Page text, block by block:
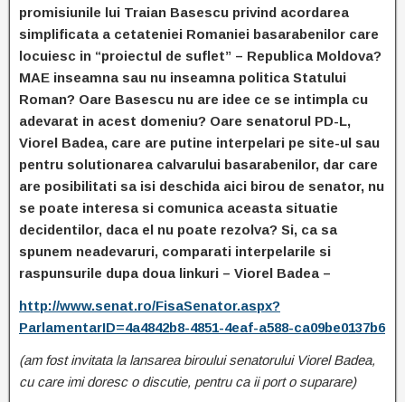
promisiunile lui Traian Basescu privind acordarea
simplificata a cetateniei Romaniei basarabenilor care
locuiesc in “proiectul de suflet” – Republica Moldova?
MAE inseamna sau nu inseamna politica Statului
Roman? Oare Basescu nu are idee ce se intimpla cu
adevarat in acest domeniu? Oare senatorul PD-L,
Viorel Badea, care are putine interpelari pe site-ul sau
pentru solutionarea calvarului basarabenilor, dar care
are posibilitati sa isi deschida aici birou de senator, nu
se poate interesa si comunica aceasta situatie
decidentilor, daca el nu poate rezolva? Si, ca sa
spunem neadevaruri, comparati interpelarile si
raspunsurile dupa doua linkuri – Viorel Badea –
http://www.senat.ro/FisaSenator.aspx?
ParlamentarID=4a4842b8-4851-4eaf-a588-ca09be0137b6
(am fost invitata la lansarea biroului senatorului Viorel Badea,
cu care imi doresc o discutie, pentru ca ii port o suparare)